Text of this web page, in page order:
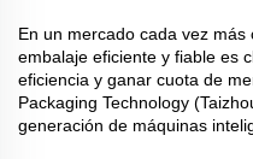
En un mercado cada vez
embalaje eficiente y fiable es
eficiencia y ganar cuota de
Packaging Technology
generación de máquinas